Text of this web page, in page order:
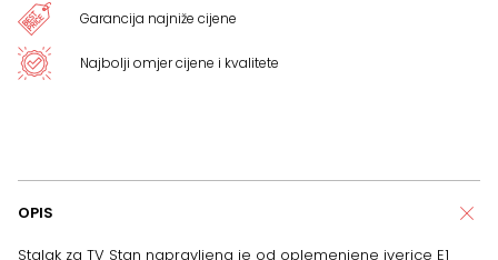
količina Garancija najniže cijene
Najbolji omjer cijene i kvalitete
OPIS
Stalak za TV Stan napravljena je od oplemenjene iverice E1